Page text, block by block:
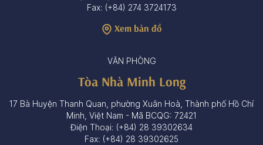
Fax: (+84) 274 3724173
Xem bản đồ
VĂN PHÒNG
Tòa Nhà Minh Long
17 Bà Huyện Thanh Quan, phường Xuân Hoà, Thành phố Hồ Chí
Minh, Việt Nam - Mã BCQG: 72421
Điện Thoại: (+84) 28 39302634
Fax: (+84) 28 39302625